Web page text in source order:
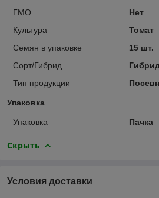
ГМО
Нет
Культура
Томат
Семян в упаковке
15 шт.
Сорт/Гибрид
Гибрид
Тип продукции
Упаковка
Упаковка Пачка
Скрыть
Условия доставки